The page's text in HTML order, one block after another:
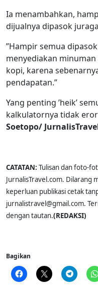
Ia menambahkan,
dijualnya dipasok
”Hampir semua
menyediakan
kopi, karena
pendapatan.”
Yang penting ’heik’
kalkulatornya tidak
Soetopo/
CATATAN: Tulisan dan foto-
JurnalisTravel.com. Dilarang
keperluan publikasi cetak
jurnalistravel@gmail.com.
dengan tautan.(REDAKSI)
Bagikan